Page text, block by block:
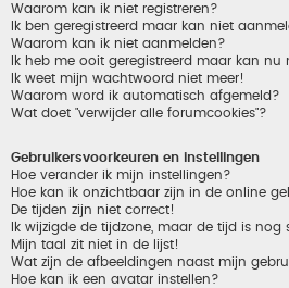
Waarom kan ik niet registreren?
Ik ben geregistreerd maar kan niet
Waarom kan ik niet aanmelden?
Ik heb me ooit geregistreerd maar kan
Ik weet mijn wachtwoord niet meer!
Waarom word ik automatisch afgemeld?
Wat doet "verwijder alle forumcookies"?
Gebruikersvoorkeuren en instellingen
Hoe verander ik mijn instellingen?
Hoe kan ik onzichtbaar zijn in de online
De tijden zijn niet correct!
Ik wijzigde de tijdzone, maar de tijd is nog
Mijn taal zit niet in de lijst!
Wat zijn de afbeeldingen naast mijn
Hoe kan ik een avatar instellen?